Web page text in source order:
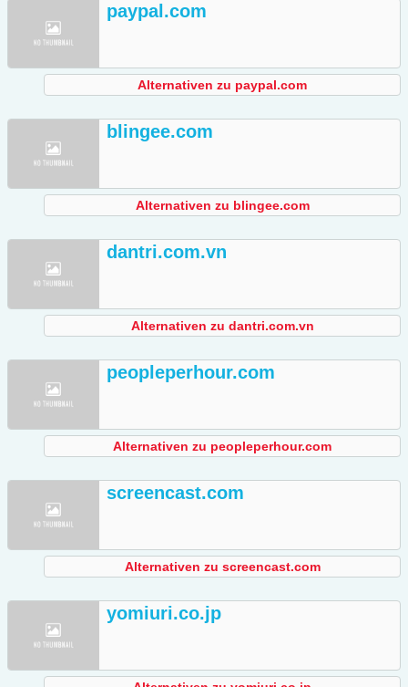
paypal.com
Alternativen zu paypal.com
blingee.com
Alternativen zu blingee.com
dantri.com.vn
Alternativen zu dantri.com.vn
peopleperhour.com
Alternativen zu peopleperhour.com
screencast.com
Alternativen zu screencast.com
yomiuri.co.jp